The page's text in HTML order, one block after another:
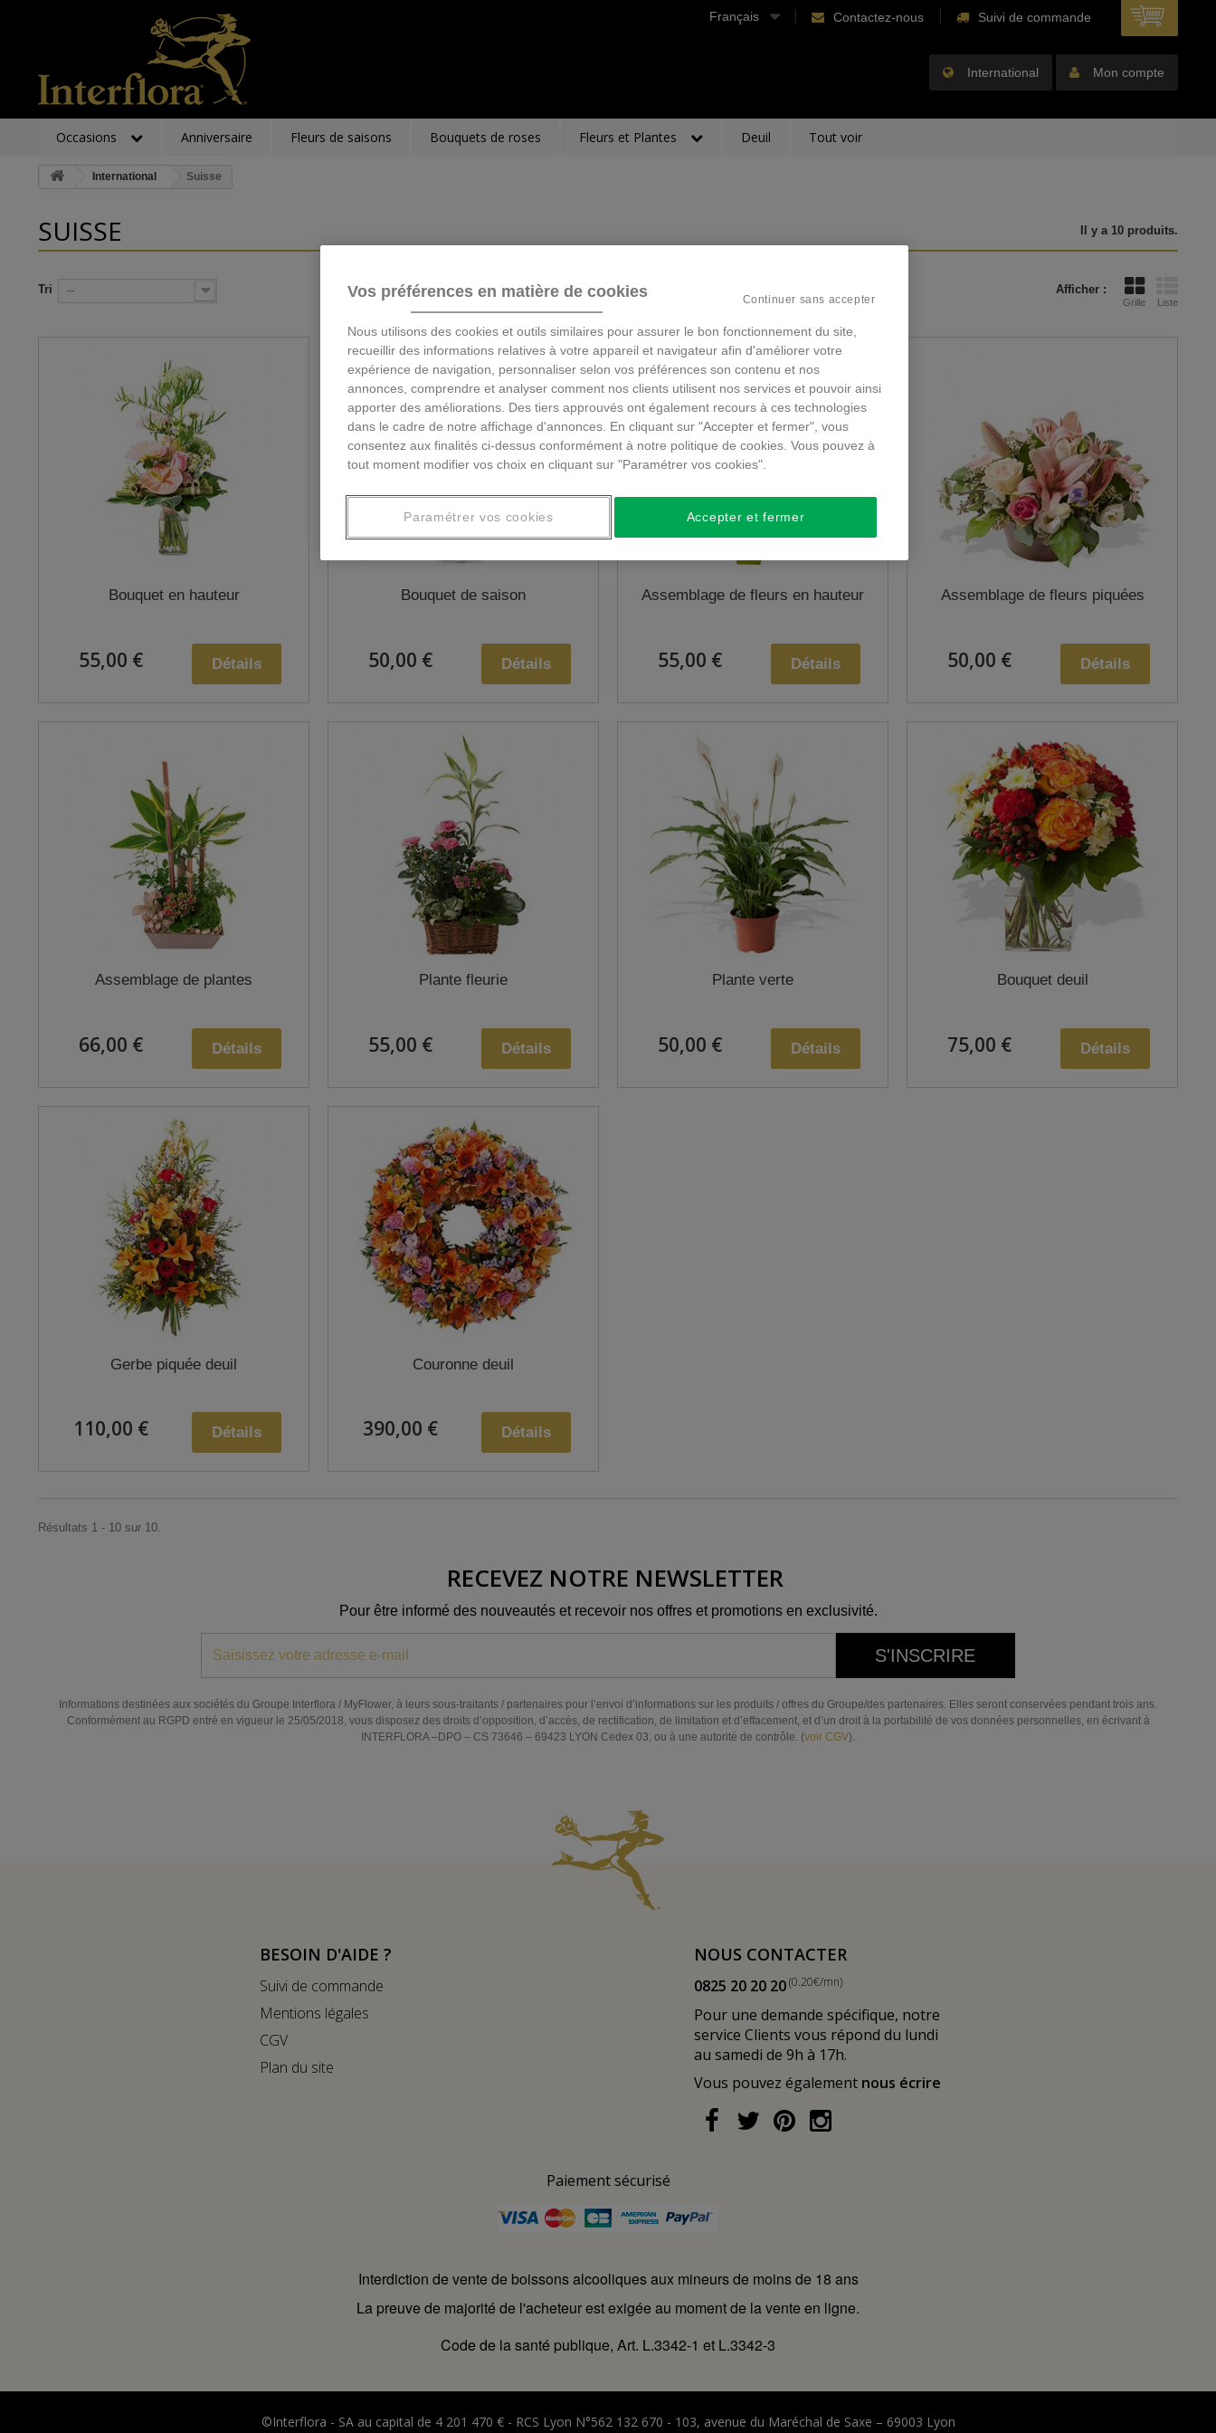
Français Contactez-nous Suivi de commande
International Mon compte
Occasions Anniversaire Fleurs de saisons Bouquets de roses Fleurs et Plantes Deuil Tout voir
International Suisse
SUISSE Il y a 10 produits.
Afficher :
Grille Liste
Tri --
Bouquet en hauteur
55,00 € Détails
Bouquet de saison
50,00 € Détails
Assemblage de fleurs en hauteur
55,00 € Détails
Assemblage de fleurs piquées
50,00 € Détails
Assemblage de plantes
66,00 € Détails
Plante fleurie
55,00 € Détails
Plante verte
50,00 € Détails
Bouquet deuil
75,00 € Détails
Gerbe piquée deuil
110,00 € Détails
Couronne deuil
390,00 € Détails
Résultats 1 - 10 sur 10.
RECEVEZ NOTRE NEWSLETTER
Pour être informé des nouveautés et recevoir nos offres et promotions en exclusivité.
S'INSCRIRE
Informations destinées aux sociétés du Groupe Interflora / MyFlower, à leurs sous-traitants / partenaires pour l’envoi d’informations sur les produits / offres du Groupe/des partenaires. Elles seront conservées pendant trois ans.
Conformément au RGPD entré en vigueur le 25/05/2018, vous disposez des droits d’opposition, d’accès, de rectification, de limitation et d’effacement, et d’un droit à la portabilité de vos données personnelles, en écrivant à
INTERFLORA –DPO – CS 73646 – 69423 LYON Cedex 03, ou à une autorité de contrôle. (voir CGV).
BESOIN D'AIDE ?
Suivi de commande
Mentions légales
CGV
Plan du site
NOUS CONTACTER
0825 20 20 20(0.20€/mn)
Pour une demande spécifique, notre
service Clients vous répond du lundi
au samedi de 9h à 17h.
Vous pouvez également nous écrire
Paiement sécurisé
Interdiction de vente de boissons alcooliques aux mineurs de moins de 18 ans
La preuve de majorité de l'acheteur est exigée au moment de la vente en ligne.
Code de la santé publique, Art. L.3342-1 et L.3342-3
©Interflora - SA au capital de 4 201 470 € - RCS Lyon N°562 132 670 - 103, avenue du Maréchal de Saxe – 69003 Lyon
Vos préférences en matière de cookies
Nous utilisons des cookies et outils similaires pour assurer le bon fonctionnement du site,
recueillir des informations relatives à votre appareil et navigateur afin d'améliorer votre
expérience de navigation, personnaliser selon vos préférences son contenu et nos
annonces, comprendre et analyser comment nos clients utilisent nos services et pouvoir ainsi
apporter des améliorations. Des tiers approuvés ont également recours à ces technologies
dans le cadre de notre affichage d'annonces. En cliquant sur "Accepter et fermer", vous
consentez aux finalités ci-dessus conformément à notre politique de cookies. Vous pouvez à
tout moment modifier vos choix en cliquant sur "Paramétrer vos cookies".
Continuer sans accepter
Accepter et fermer
Paramétrer vos cookies